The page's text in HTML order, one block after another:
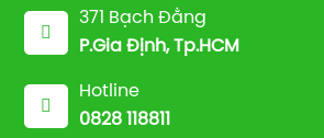
371 Bạch Đằng
P.Gia Định, Tp.HCM
Hotline
0828 118811